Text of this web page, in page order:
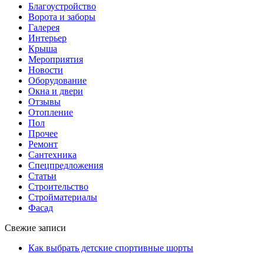
Благоустройство
Ворота и заборы
Галерея
Интерьер
Крыша
Мероприятия
Новости
Оборудование
Окна и двери
Отзывы
Отопление
Пол
Прочее
Ремонт
Сантехника
Спецпредложения
Статьи
Строительство
Стройматериалы
Фасад
Свежие записи
Как выбрать детские спортивные шорты